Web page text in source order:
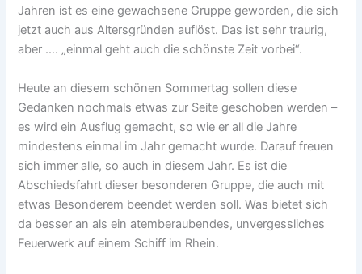
Jahren ist es eine gewachsene Gruppe geworden, die sich
jetzt auch aus Altersgründen auflöst. Das ist sehr traurig,
aber …. „einmal geht auch die schönste Zeit vorbei“.
Heute an diesem schönen Sommertag sollen diese
Gedanken nochmals etwas zur Seite geschoben werden –
es wird ein Ausflug gemacht, so wie er all die Jahre
mindestens einmal im Jahr gemacht wurde. Darauf freuen
sich immer alle, so auch in diesem Jahr. Es ist die
Abschiedsfahrt dieser besonderen Gruppe, die auch mit
etwas Besonderem beendet werden soll. Was bietet sich
da besser an als ein atemberaubendes, unvergessliches
Feuerwerk auf einem Schiff im Rhein.